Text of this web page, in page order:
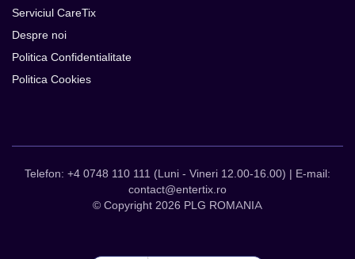
Serviciul CareTix
Despre noi
Politica Confidentialitate
Politica Cookies
Telefon: +4 0748 110 111 (Luni - Vineri 12.00-16.00) | E-mail:
contact@entertix.ro
© Copyright 2026 PLG ROMANIA